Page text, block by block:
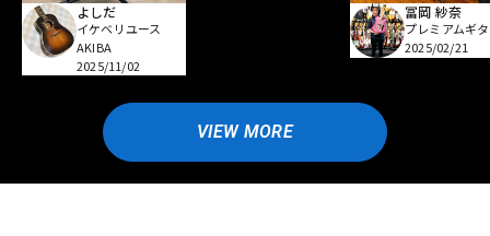
よしだ
イケベリユース
AKIBA
2025/11/02
冨岡 紗奈
プレミアムギ
2025/02/21
VIEW MORE